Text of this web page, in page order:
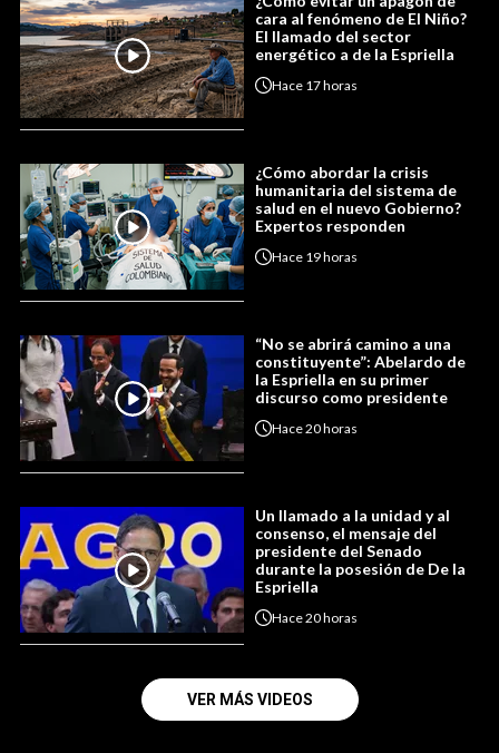
cara al fenómeno de El Niño?
El llamado del sector
energético a de la Espriella
Hace 17 horas
¿Cómo abordar la crisis
humanitaria del sistema de
salud en el nuevo Gobierno?
Expertos responden
Hace 19 horas
“No se abrirá camino a una
constituyente”: Abelardo de
la Espriella en su primer
discurso como presidente
Hace20 horas
Un llamado a la unidad y al
consenso, el mensaje del
presidente del Senado
durante la posesión de De la
Espriella
Hace20 horas
VER MÁS VIDEOS